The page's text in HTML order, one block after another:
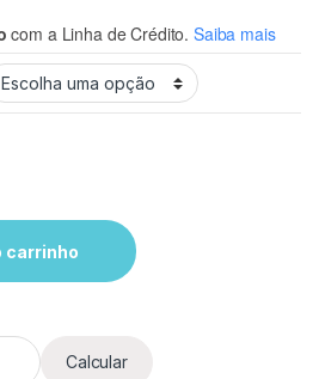
com a Linha de Crédito. Saiba mais
Azul Sem Grau – Proteção
carrinho
Calcular